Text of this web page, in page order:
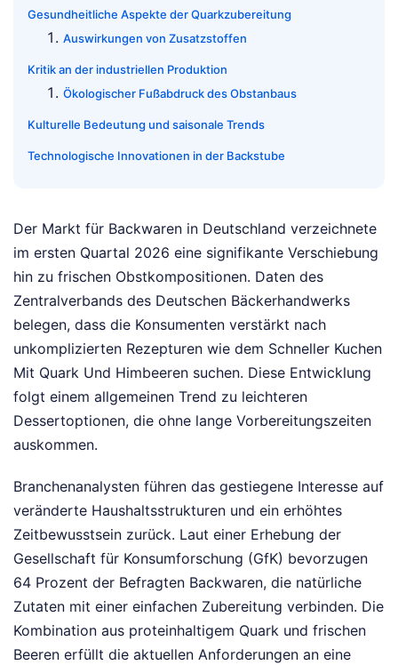
Gesundheitliche Aspekte der Quarkzubereitung
Auswirkungen von Zusatzstoffen
Kritik an der industriellen Produktion
Ökologischer Fußabdruck des Obstanbaus
Kulturelle Bedeutung und saisonale Trends
Technologische Innovationen in der Backstube
Der Markt für Backwaren in Deutschland verzeichnete
im ersten Quartal 2026 eine signifikante Verschiebung
hin zu frischen Obstkompositionen. Daten des
Zentralverbands des Deutschen Bäckerhandwerks
belegen, dass die Konsumenten verstärkt nach
unkomplizierten Rezepturen wie dem Schneller Kuchen
Mit Quark Und Himbeeren suchen. Diese Entwicklung
folgt einem allgemeinen Trend zu leichteren
Dessertoptionen, die ohne lange Vorbereitungszeiten
auskommen.
Branchenanalysten führen das gestiegene Interesse auf
veränderte Haushaltsstrukturen und ein erhöhtes
Zeitbewusstsein zurück. Laut einer Erhebung der
Gesellschaft für Konsumforschung (GfK) bevorzugen
64 Prozent der Befragten Backwaren, die natürliche
Zutaten mit einer einfachen Zubereitung verbinden. Die
Kombination aus proteinhaltigem Quark und frischen
Beeren erfüllt die aktuellen Anforderungen an eine